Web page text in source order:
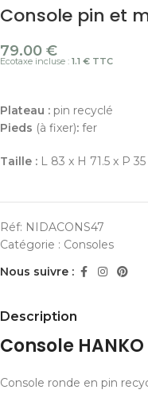
Console pin et
79.00 €
Ecotaxe incluse : 1.1 € TTC
Plateau : pin recyclé
Pieds (à fixer): fer
Taille : L 83 x H 71.5 x P
Réf: NIDACONS47
Catégorie : Consoles
Nous suivre :
Description
Console
Console ronde en pin